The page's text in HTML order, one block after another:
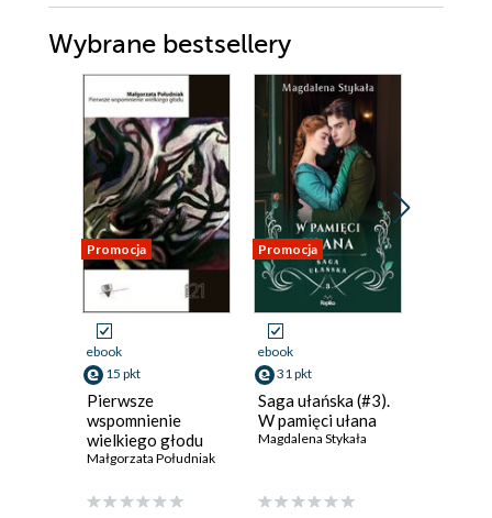
Wybrane bestsellery
Promocja
ebook
15 pkt
Pierwsze
wspomnienie
wielkiego głodu
Małgorzata Południak
Promocja
ebook
31 pkt
Saga ułańska (#3).
W pamięci ułana
Magdalena Stykała